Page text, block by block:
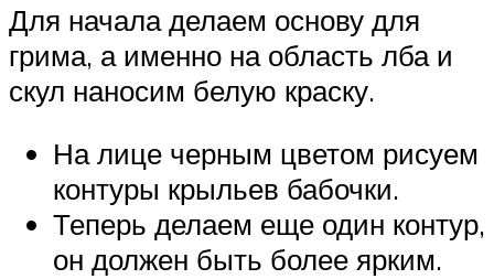
Для начала делаем основу для
грима, а именно на область лба и
скул наносим белую краску.
На лице черным цветом рисуем
контуры крыльев бабочки.
Теперь делаем еще один контур,
он должен быть более ярким.